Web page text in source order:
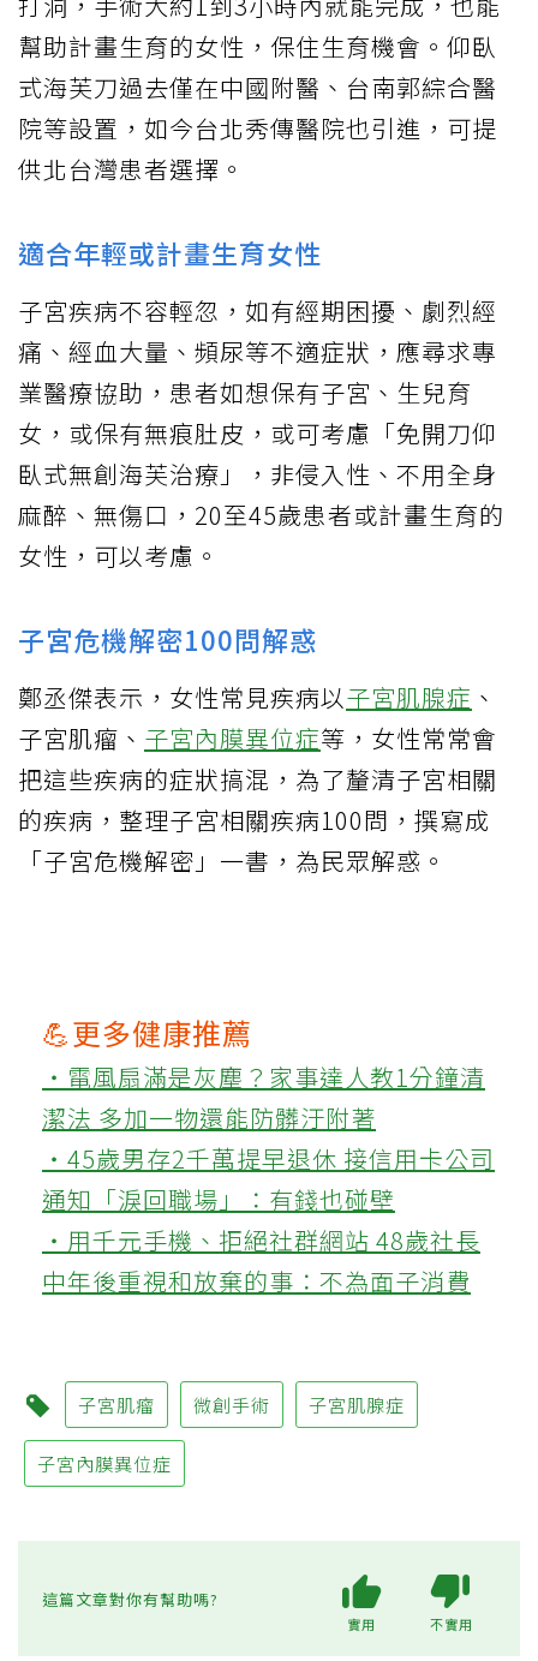
幫助計畫生育的女性，保住生育機會。仰臥
式海芙刀過去僅在中國附醫、台南郭綜合醫
院等設置，如今台北秀傳醫院也引進，可提
供北台灣患者選擇。
適合年輕或計畫生育女性
子宮疾病不容輕忽，如有經期困擾、劇烈經
痛、經血大量、頻尿等不適症狀，應尋求專
業醫療協助，患者如想保有子宮、生兒育
女，或保有無痕肚皮，或可考慮「免開刀仰
臥式無創海芙治療」，非侵入性、不用全身
麻醉、無傷口，20至45歲患者或計畫生育的
女性，可以考慮。
子宮危機解密100問解惑
鄭丞傑表示，女性常見疾病以子宮肌腺症 、
子宮肌瘤、 子宮內膜異位症等，女性常常會
把這些疾病的症狀搞混，為了釐清子宮相關
的疾病，整理子宮相關疾病100問，撰寫成
「子宮危機解密」一書，為民眾解惑。
💪更多健康推薦
‧電風扇滿是灰塵？家事達人教1分鐘清
潔法 多加一物還能防髒汙附著
‧45歲男存2千萬提早退休 接信用卡公司
通知「淚回職場」：有錢也碰壁
‧用千元手機、拒絕社群網站 48歲社長
中年後重視和放棄的事：不為面子消費
子宮肌瘤 微創手術 子宮肌腺症
子宮內膜異位症
這篇文章對你有幫助嗎?
實用 不實用